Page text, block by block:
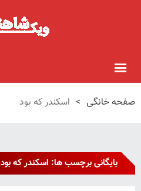
صفحه خانگی > اسکندر که بود
بایگانی برچسب ها: اسکندر که بود